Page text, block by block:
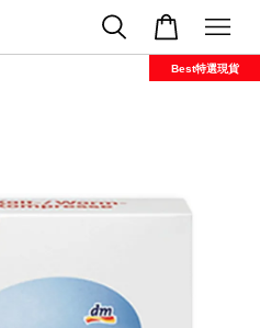
Best特選現貨